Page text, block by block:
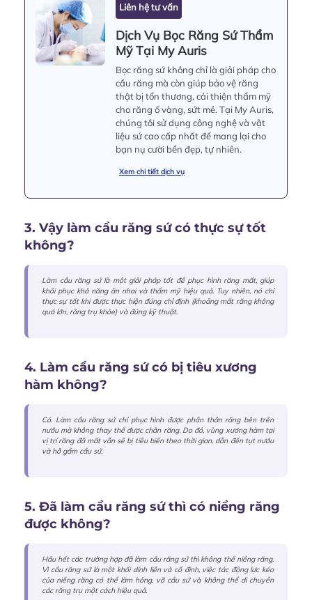
Liên hệ tư vấn
Dịch Vụ Bọc Răng Sứ Thẩm
Mỹ Tại My Auris
Bọc răng sứ không chỉ là giải pháp cho
cầu răng mà còn giúp bảo vệ răng
thật bị tổn thương, cải thiện thẩm mỹ
cho răng ố vàng, sứt mẻ. Tại My Auris,
chúng tôi sử dụng công nghệ và vật
liệu sứ cao cấp nhất để mang lại cho
bạn nụ cười bền đẹp, tự nhiên.
Xem chi tiết dịch vụ
3. Vậy làm cầu răng sứ có thực sự tốt
không?
Làm cầu răng sứ là một giải pháp tốt để phục hình răng mất, giúp
khôi phục khả năng ăn nhai và thẩm mỹ hiệu quả. Tuy nhiên, nó chỉ
thực sự tốt khi được thực hiện đúng chỉ định (khoảng mất răng không
quá lớn, răng trụ khỏe) và đúng kỹ thuật.
4. Làm cầu răng sứ có bị tiêu xương
hàm không?
Có. Làm cầu răng sứ chỉ phục hình được phần thân răng bên trên
nướu mà không thay thế được chân răng. Do đó, vùng xương hàm tại
vị trí răng đã mất vẫn sẽ bị tiêu biến theo thời gian, dẫn đến tụt nướu
và hở gầm cầu sứ.
5. Đã làm cầu răng sứ thì có niềng răng
được không?
Hầu hết các trường hợp đã làm cầu răng sứ thì không thể niềng răng.
Vì cầu răng sứ là một khối dính liền và cố định, việc tác động lực kéo
của niềng răng có thể làm hỏng, vỡ cầu sứ và không thể di chuyển
các răng trụ một cách hiệu quả.